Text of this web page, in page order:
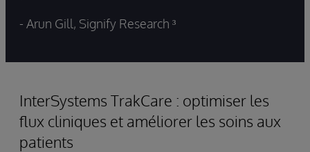
- Arun Gill, Signify Research ³
InterSystems TrakCare : optimiser les
flux cliniques et améliorer les soins aux
patients